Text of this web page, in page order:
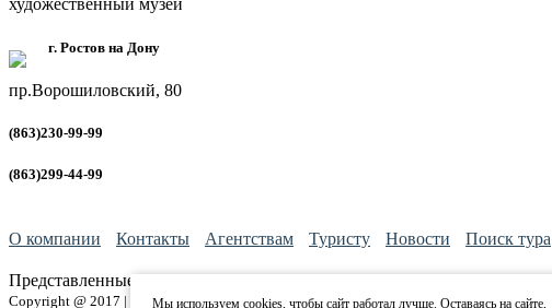
художественный музей
г. Ростов на Дону
пр.Ворошиловский, 80
(863)230-99-99
(863)299-44-99
О компании Контакты Агентствам Туристу Новости Поиск тура
Представленные материалы на данном сайте не является рекламой
Copyright @ 2017 | ТК СпутникПолитика информационной безопасности
Мы используем cookies, чтобы сайт работал лучше. Оставаясь на сайте,